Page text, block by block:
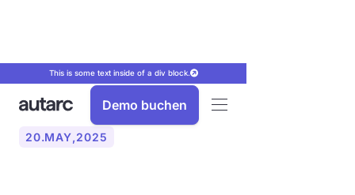
This is some text inside of a div block.
Demo buchen
20.MAY,2025